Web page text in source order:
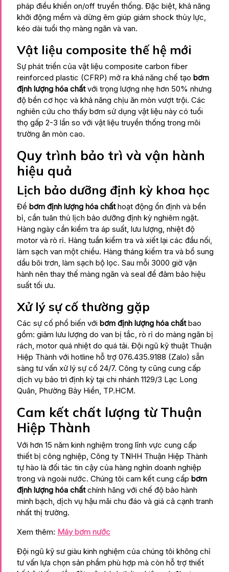
pháp điều khiển on/off truyền thống. Đặc biệt, khả năng
khởi động mềm và dừng êm giúp giảm shock thủy lực,
kéo dài tuổi thọ màng ngăn và van.
Vật liệu composite thế hệ mới
Sự phát triển của vật liệu composite carbon fiber
reinforced plastic (CFRP) mở ra khả năng chế tạo bơm
định lượng hóa chấtvới trọng lượng nhẹ hơn 50% nhưng
độ bền cơ học và khả năng chịu ăn mòn vượt trội. Các
nghiên cứu cho thấy bơm sử dụng vật liệu này có tuổi
thọ gấp 2-3 lần so với vật liệu truyền thống trong môi
trường ăn mòn cao.
Quy trình bảo trì và vận hành
hiệu quả
Lịch bảo dưỡng định kỳ khoa học
Để bơm định lượng hóa chấthoạt động ổn định và bền
bỉ, cần tuân thủ lịch bảo dưỡng định kỳ nghiêm ngặt.
Hàng ngày cần kiểm tra áp suất, lưu lượng, nhiệt độ
motor và rò rỉ. Hàng tuần kiểm tra và xiết lại các đầu nối,
làm sạch van một chiều. Hàng tháng kiểm tra và bổ sung
dầu bôi trơn, làm sạch bộ lọc. Sau mỗi 3000 giờ vận
hành nên thay thế màng ngăn và seal để đảm bảo hiệu
suất tối ưu.
Xử lý sự cố thường gặp
Các sự cố phổ biến với bơm định lượng hóa chấtbao
gồm: giảm lưu lượng do van bị tắc, rò rỉ do màng ngăn bị
rách, motor quá nhiệt do quá tải. Đội ngũ kỹ thuật Thuận
Hiệp Thành với hotline hỗ trợ 076.435.9188 (Zalo) sẵn
sàng tư vấn xử lý sự cố 24/7. Công ty cũng cung cấp
dịch vụ bảo trì định kỳ tại chi nhánh 1129/3 Lạc Long
Quân, Phường Bảy Hiền, TP.HCM.
Cam kết chất lượng từ Thuận
Hiệp Thành
Với hơn 15 năm kinh nghiệm trong lĩnh vực cung cấp
thiết bị công nghiệp, Công ty TNHH Thuận Hiệp Thành
tự hào là đối tác tin cậy của hàng nghìn doanh nghiệp
trong và ngoài nước. Chúng tôi cam kết cung cấp bơm
định lượng hóa chấtchính hãng với chế độ bảo hành
minh bạch, dịch vụ hậu mãi chu đáo và giá cả cạnh tranh
nhất thị trường.
Xem thêm: Máy bơm nước
Đội ngũ kỹ sư giàu kinh nghiệm của chúng tôi không chỉ
tư vấn lựa chọn sản phẩm phù hợp mà còn hỗ trợ thiết